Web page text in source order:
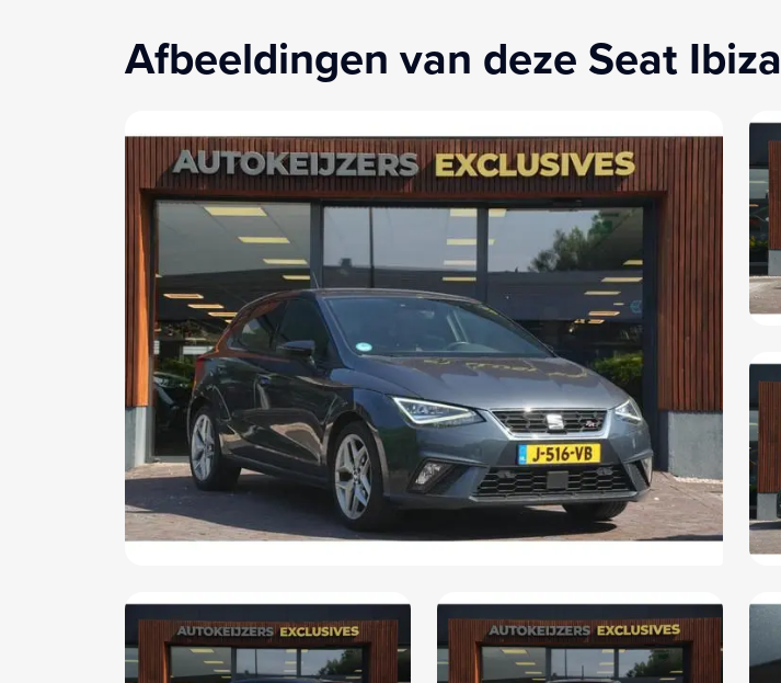
Afbeeldingen van deze Seat Ibiza